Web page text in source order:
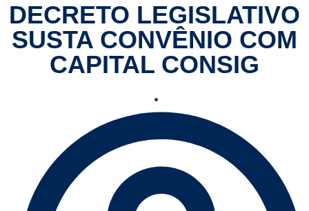
DECRETO LEGISLATIVO
SUSTA CONVÊNIO COM
CAPITAL CONSIG